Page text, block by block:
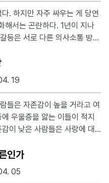
정하고
가는 사람들과 원치 않는 것
신의 목표를 계
. 하지만 자주 싸우는 게 당연
곤란하다. 1년이 지나
을 찾는 반면, 이 기간 내에
능성이 높다. 자존감이 낮은
관계가 될 수 있다. 싸움에서
랑하는 사람이다. 싸우는
불안해한다. 이러
19
들은 자존감이 높을 거라고 여
우울증을 앓는 이들이 적지
한 사람들은 연애 과정에서
어려움을 느끼며, 이 과정에서
인가
05